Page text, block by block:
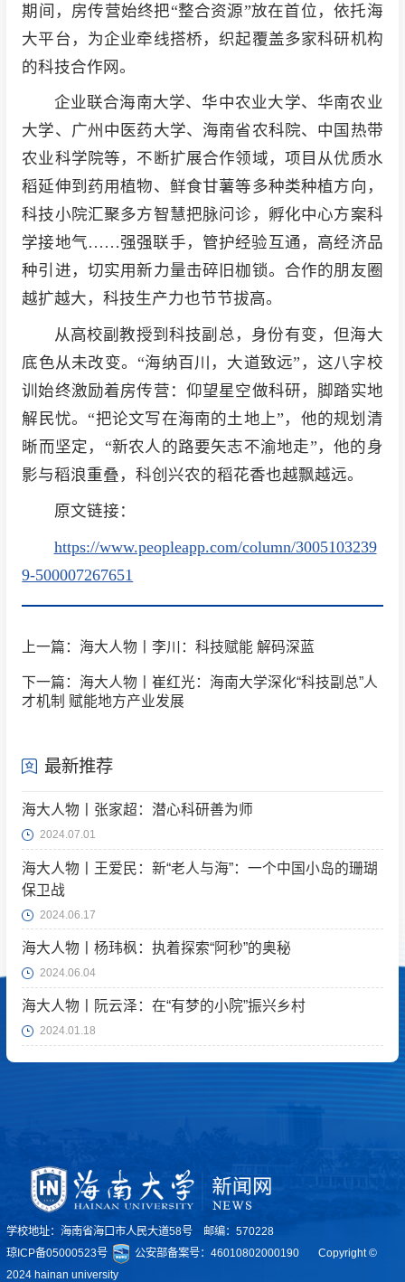
期间，房传营始终把“整合资源”放在首位，依托海
大平台，为企业牵线搭桥，织起覆盖多家科研机构
的科技合作网。
企业联合海南大学、华中农业大学、华南农业
大学、广州中医药大学、海南省农科院、中国热带
农业科学院等，不断扩展合作领域，项目从优质水
稻延伸到药用植物、鲜食甘薯等多种类种植方向，
科技小院汇聚多方智慧把脉问诊，孵化中心方案科
学接地气……强强联手，管护经验互通，高经济品
种引进，切实用新力量击碎旧枷锁。合作的朋友圈
越扩越大，科技生产力也节节拔高。
从高校副教授到科技副总，身份有变，但海大
底色从未改变。“海纳百川，大道致远”，这八字校
训始终激励着房传营：仰望星空做科研，脚踏实地
解民忧。“把论文写在海南的土地上”，他的规划清
晰而坚定，“新农人的路要矢志不渝地走”，他的身
影与稻浪重叠，科创兴农的稻花香也越飘越远。
原文链接：
https://www.peopleapp.com/column/3005103239
9-500007267651
上一篇：海大人物丨李川：科技赋能 解码深蓝
下一篇：海大人物丨崔红光：海南大学深化“科技副总”人
才机制 赋能地方产业发展
最新推荐
海大人物丨张家超：潜心科研善为师
2024.07.01
海大人物丨王爱民：新“老人与海”：一个中国小岛的珊瑚
保卫战
2024.06.17
海大人物丨杨玮枫：执着探索“阿秒”的奥秘
2024.06.04
海大人物丨阮云泽：在“有梦的小院”振兴乡村
2024.01.18
学校地址：海南省海口市人民大道58号 邮编：570228
琼ICP备05000523号
公安部备案号：46010802000190
Copyright ©
2024 hainan university